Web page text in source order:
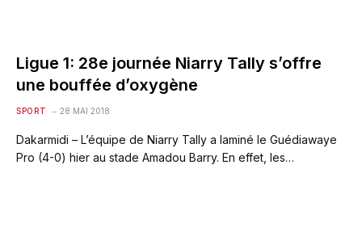
Ligue 1: 28e journée Niarry Tally s’offre
une bouffée d’oxygène
SPORT 28 MAI 2018
Dakarmidi – L’équipe de Niarry Tally a laminé le Guédiawaye
Pro (4-0) hier au stade Amadou Barry. En effet, les…